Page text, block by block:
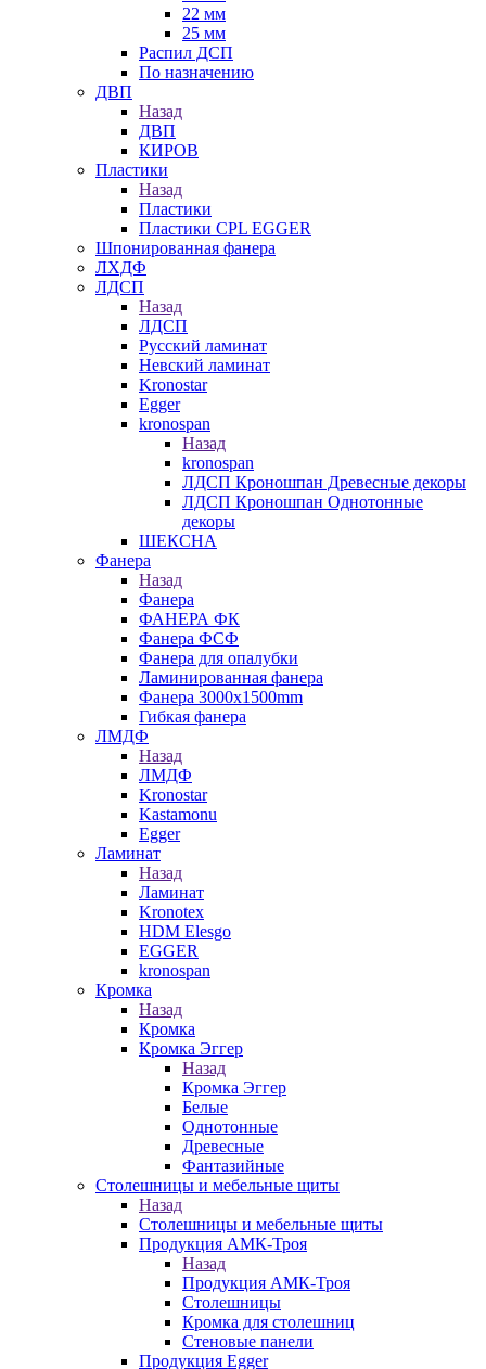
22 мм
25 мм
Распил ДСП
По назначению
ДВП
Назад
ДВП
КИРОВ
Пластики
Назад
Пластики
Пластики CPL EGGER
Шпонированная фанера
ЛХДФ
ЛДСП
Назад
ЛДСП
Русский ламинат
Невский ламинат
Kronostar
Egger
kronospan
Назад
kronospan
ЛДСП Кроношпан Древесные декоры
ЛДСП Кроношпан Однотонные
декоры
ШЕКСНА
Фанера
Назад
Фанера
ФАНЕРА ФК
Фанера ФСФ
Фанера для опалубки
Ламинированная фанера
Фанера 3000х1500mm
Гибкая фанера
ЛМДФ
Назад
ЛМДФ
Kronostar
Kastamonu
Egger
Ламинат
Назад
Ламинат
Kronotex
HDM Elesgo
EGGER
kronospan
Кромка
Назад
Кромка
Кромка Эггер
Назад
Кромка Эггер
Белые
Однотонные
Древесные
Фантазийные
Столешницы и мебельные щиты
Назад
Столешницы и мебельные щиты
Продукция АМК-Троя
Назад
Продукция АМК-Троя
Столешницы
Кромка для столешниц
Стеновые панели
Продукция Egger